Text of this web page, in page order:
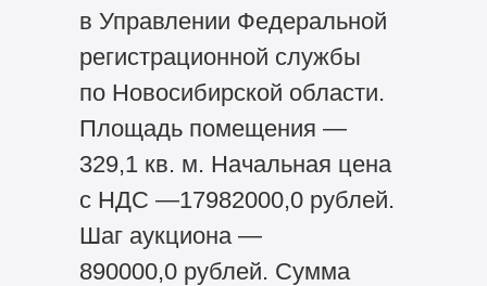
в Управлении Федеральной
регистрационной службы
по Новосибирской области.
Площадь помещения —
329,1 кв. м. Начальная цена
с НДС —17982000,0 рублей.
Шаг аукциона —
890000,0 рублей. Сумма